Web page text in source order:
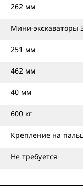
262 мм
Мини-экскаваторы
251 мм
462 мм
40 мм
600 кг
Крепление на
Не требуется